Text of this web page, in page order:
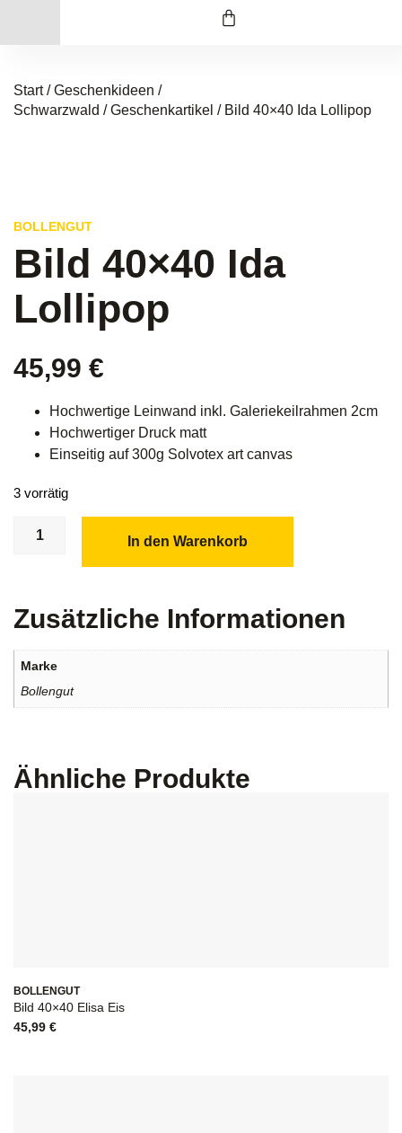
Start/Geschenkideen /
Schwarzwald /Geschenkartikel / Bild 40×40 Ida Lollipop
BOLLENGUT
Bild 40×40 Ida
Lollipop
45,99 €
Hochwertige Leinwand inkl. Galeriekeilrahmen 2cm
Hochwertiger Druck matt
Einseitig auf 300g Solvotex art canvas
3 vorrätig
In den Warenkorb
Zusätzliche Informationen
Marke
Bollengut
Ähnliche Produkte
BOLLENGUT
Bild 40×40 Elisa Eis
45,99 €